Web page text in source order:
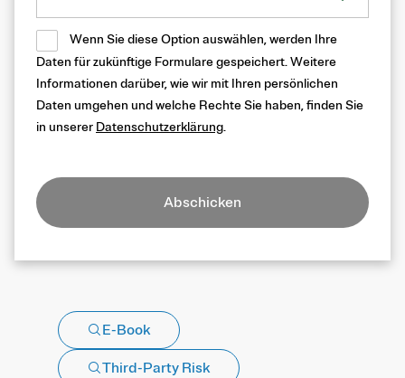
Wenn Sie diese Option auswählen, werden Ihre
Daten für zukünftige Formulare gespeichert. Weitere
Informationen darüber, wie wir mit Ihren persönlichen
Daten umgehen und welche Rechte Sie haben, finden Sie
in unserer Datenschutzerklärung.
Abschicken
E-Book
Third-Party Risk